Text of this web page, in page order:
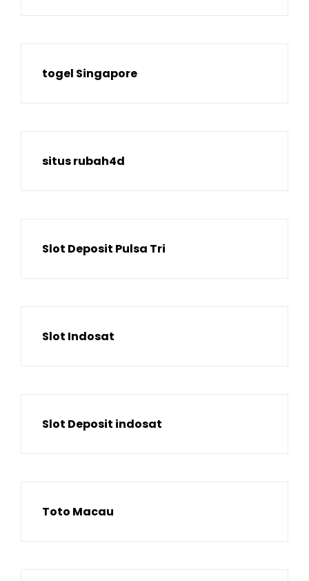
togel Singapore
situs rubah4d
Slot Deposit Pulsa Tri
Slot Indosat
Slot Deposit indosat
Toto Macau